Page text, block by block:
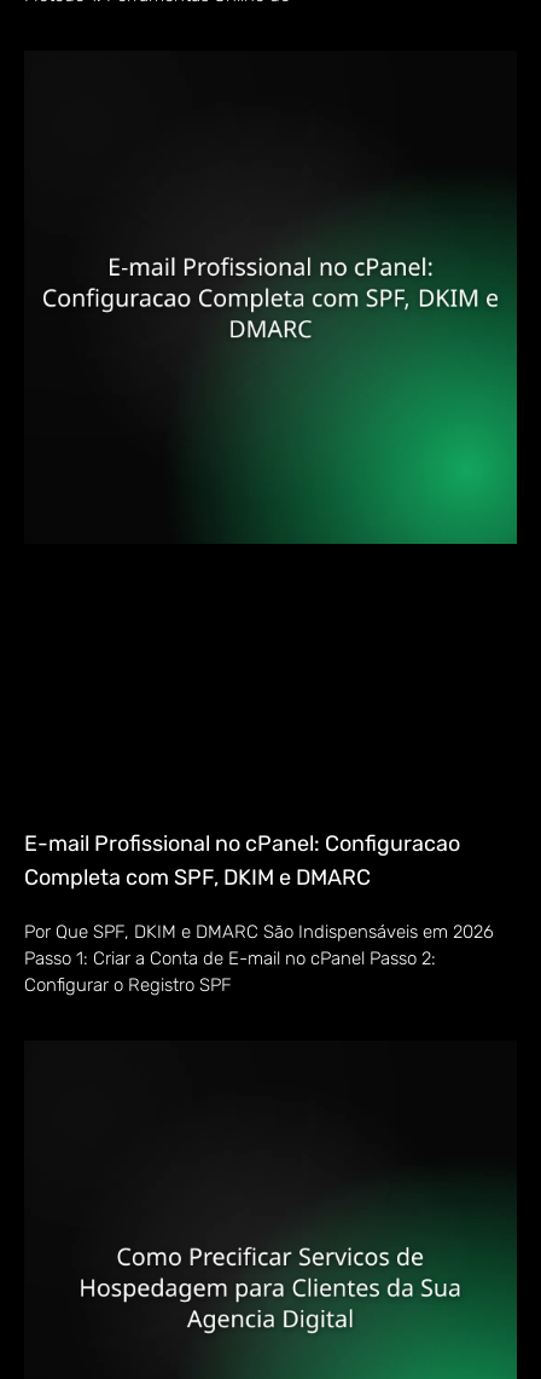
E-mail Profissional no cPanel: Configuracao
Completa com SPF, DKIM e DMARC
Por Que SPF, DKIM e DMARC São Indispensáveis em 2026
Passo 1: Criar a Conta de E-mail no cPanel Passo 2:
Configurar o Registro SPF